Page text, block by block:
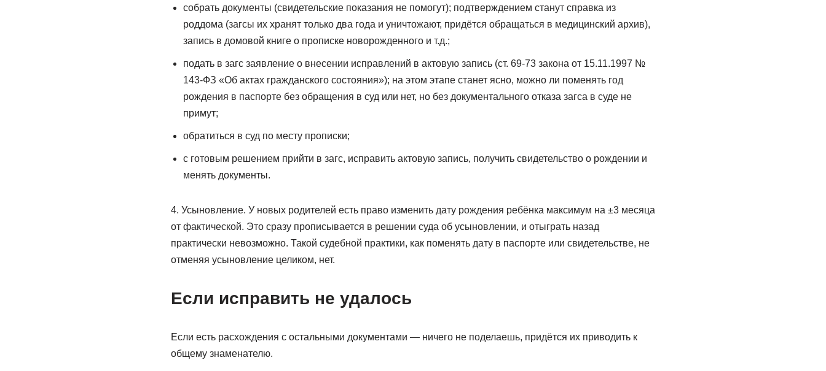
собрать документы (свидетельские показания не помогут); подтверждением станут справка из
роддома (загсы их хранят только два года и уничтожают, придётся обращаться в медицинский архив),
запись в домовой книге о прописке новорожденного и т.д.;
подать в загс заявление о внесении исправлений в актовую запись (ст. 69-73 закона от 15.11.1997 №
143-ФЗ «Об актах гражданского состояния»); на этом этапе станет ясно, можно ли поменять год
рождения в паспорте без обращения в суд или нет, но без документального отказа загса в суде не
примут;
обратиться в суд по месту прописки;
с готовым решением прийти в загс, исправить актовую запись, получить свидетельство о рождении и
менять документы.
4. Усыновление. У новых родителей есть право изменить дату рождения ребёнка максимум на ±3 месяца
от фактической. Это сразу прописывается в решении суда об усыновлении, и отыграть назад
практически невозможно. Такой судебной практики, как поменять дату в паспорте или свидетельстве, не
отменяя усыновление целиком, нет.
Если исправить не удалось
Если есть расхождения с остальными документами — ничего не поделаешь, придётся их приводить к
общему знаменателю.